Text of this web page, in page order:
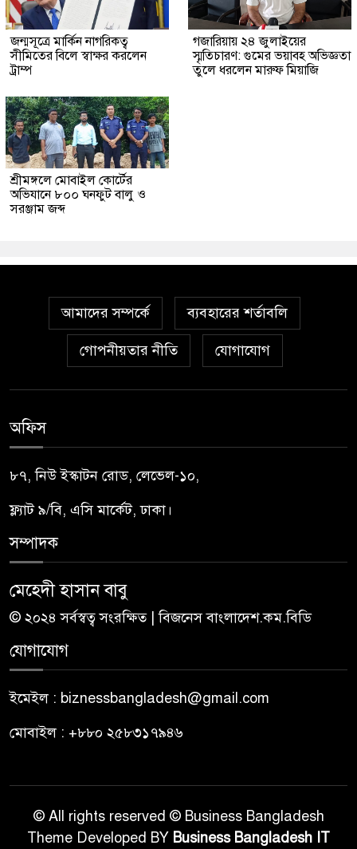
জন্মসূত্রে মার্কিন নাগরিকত্ব
সীমিতের বিলে স্বাক্ষর করলেন
ট্রাম্প
গজারিয়ায় ২৪ জুলাইয়ের
স্মৃতিচারণ: গুমের ভয়াবহ অভিজ্ঞতা
তুলে ধরলেন মারুফ মিয়াজি
শ্রীমঙ্গলে মোবাইল কোর্টের
অভিযানে ৮০০ ঘনফুট বালু ও
সরঞ্জাম জব্দ
আমাদের সম্পর্কে ব্যবহারের শর্তাবলি
গোপনীয়তার নীতি যোগাযোগ
অফিস
৮৭, নিউ ইস্কাটন রোড, লেভেল-১০,
ফ্ল্যাট ৯/বি, এসি মার্কেট, ঢাকা।
সম্পাদক
মেহেদী হাসান বাবু
© ২০২৪ সর্বস্বত্ব সংরক্ষিত | বিজনেস বাংলাদেশ.কম.বিডি
যোগাযোগ
ইমেইল : biznessbangladesh@gmail.com
মোবাইল : +৮৮০ ২৫৮৩১৭৯৪৬
© All rights reserved © Business Bangladesh
Theme Developed BY Business Bangladesh IT